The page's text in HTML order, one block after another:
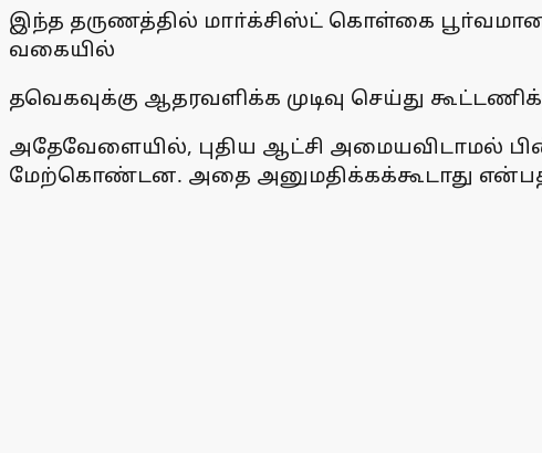
இந்த தருணத்தில் மாா்க்சிஸ்ட் கொள்கை பூா்வமான,
வகையில்
தவெகவுக்கு ஆதரவளிக்க முடிவு செய்து
அதேவேளையில், புதிய ஆட்சி அமையவிடாமல்
மேற்கொண்டன. அதை அனுமதிக்கக்கூடாது